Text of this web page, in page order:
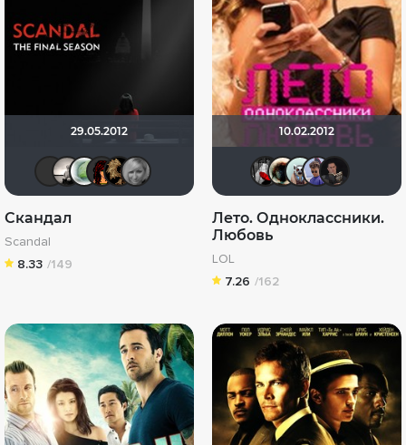
29.05.2012
IenKazami
РижанкаАлександриночка
lena 1981
id116180038
Скандал
Scandal
8.33 /149
10.02.2012
Мышь
Лето. Одноклассники.
Любовь
LOL
7.26 /162